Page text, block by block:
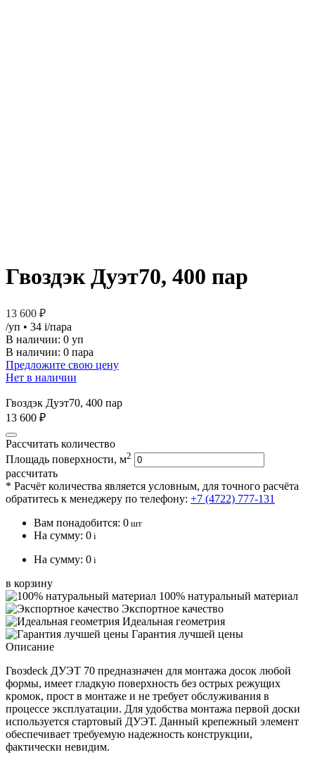
Гвоздэк Дуэт70, 400 пар
13 600 ₽
/уп • 34 i/пара
В наличии: 0 уп
В наличии: 0 пара
Предложите свою цену
Нет в наличии
Гвоздэк Дуэт70, 400 пар
13 600 ₽
Рассчитать количество
Площадь поверхности, м2
рассчитать
* Расчёт количества является условным, для точного расчёта
обратитесь к менеджеру по телефону: +7 (4722) 777-131
Вам понадобится: 0 шт
На сумму: 0 i
На сумму: 0 i
в корзину
100% натуральный материал
Экспортное качество
Идеальная геометрия
Гарантия лучшей цены
Описание
Гвозdeck ДУЭТ 70 предназначен для монтажа досок любой
формы, имеет гладкую поверхность без острых режущих
кромок, прост в монтаже и не требует обслуживания в
процессе эксплуатации. Для удобства монтажа первой доски
используется стартовый ДУЭТ. Данный крепежный элемент
обеспечивает требуемую надежность конструкции,
фактически невидим.